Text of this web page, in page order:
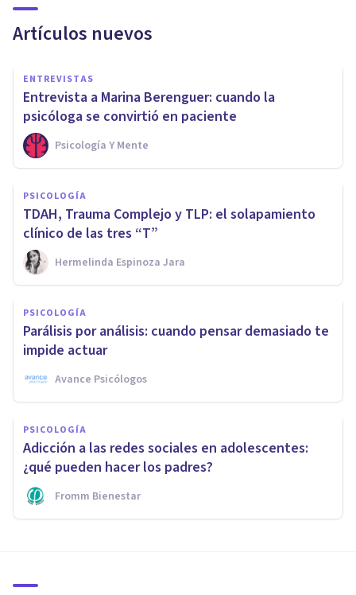
Artículos nuevos
ENTREVISTAS
Entrevista a Marina Berenguer: cuando la
psicóloga se convirtió en paciente
Psicología Y Mente
PSICOLOGÍA
TDAH, Trauma Complejo y TLP: el solapamiento
clínico de las tres “T”
Hermelinda Espinoza Jara
PSICOLOGÍA
Parálisis por análisis: cuando pensar demasiado te
impide actuar
Avance Psicólogos
PSICOLOGÍA
Adicción a las redes sociales en adolescentes:
¿qué pueden hacer los padres?
Fromm Bienestar